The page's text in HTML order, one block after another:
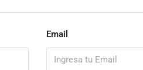
Email